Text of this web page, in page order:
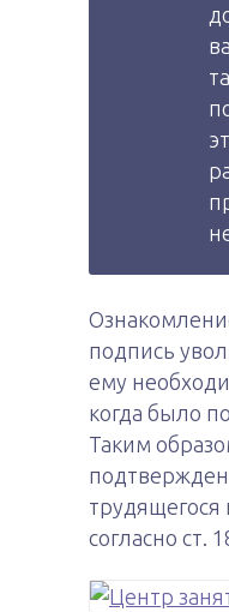
подпись
ему
когда было
Таким
согласно ст.